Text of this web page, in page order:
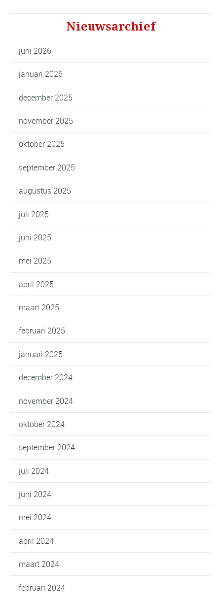
Nieuwsarchief
juni 2026
januari 2026
december 2025
november 2025
oktober 2025
september 2025
augustus 2025
juli 2025
juni 2025
mei 2025
april 2025
maart 2025
februari 2025
januari 2025
december 2024
november 2024
oktober 2024
september 2024
juli 2024
juni 2024
mei 2024
april 2024
maart 2024
februari 2024